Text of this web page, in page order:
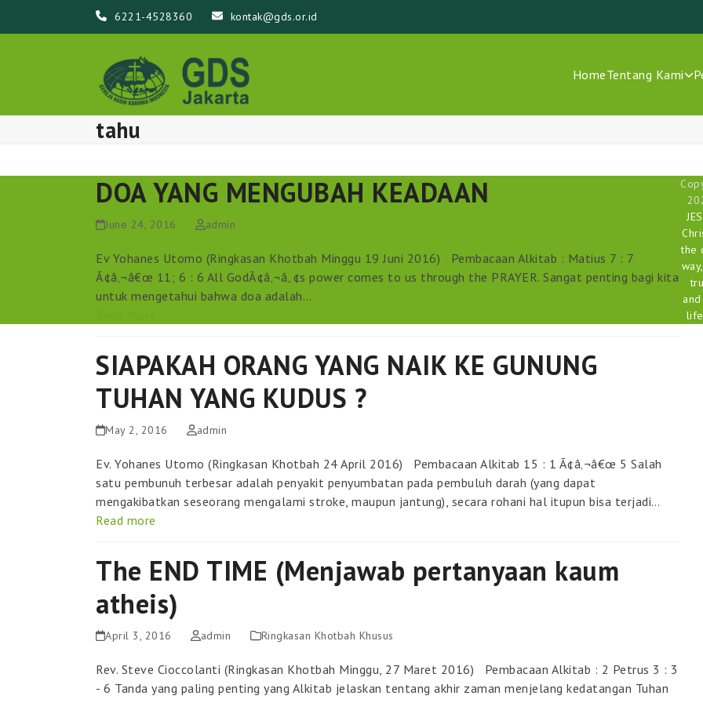
6221-4528360 kontak@gds.or.id
HomeTentang Kami
tahu
DOA YANG MENGUBAH KEADAAN
June 24, 2016 admin
Ev Yohanes Utomo (Ringkasan Khotbah Minggu 19 Juni 2016) Pembacaan Alkitab : Matius 7 : 7
Ã¢â‚¬â€œ 11; 6 : 6 All GodÃ¢â‚¬â„¢s power comes to us through the PRAYER. Sangat penting bagi kita
untuk mengetahui bahwa doa adalah…
SIAPAKAH ORANG YANG NAIK KE GUNUNG
TUHAN YANG KUDUS ?
May 2, 2016 admin
Ev. Yohanes Utomo (Ringkasan Khotbah 24 April 2016) Pembacaan Alkitab 15 : 1 Ã¢â‚¬â€œ 5 Salah
satu pembunuh terbesar adalah penyakit penyumbatan pada pembuluh darah (yang dapat
mengakibatkan seseorang mengalami stroke, maupun jantung), secara rohani hal itupun bisa terjadi…
Read more
The END TIME (Menjawab pertanyaan kaum
atheis)
April 3, 2016 admin Ringkasan Khotbah Khusus
Rev. Steve Cioccolanti (Ringkasan Khotbah Minggu, 27 Maret 2016) Pembacaan Alkitab : 2 Petrus 3 : 3
- 6 Tanda yang paling penting yang Alkitab jelaskan tentang akhir zaman menjelang kedatangan Tuhan
the